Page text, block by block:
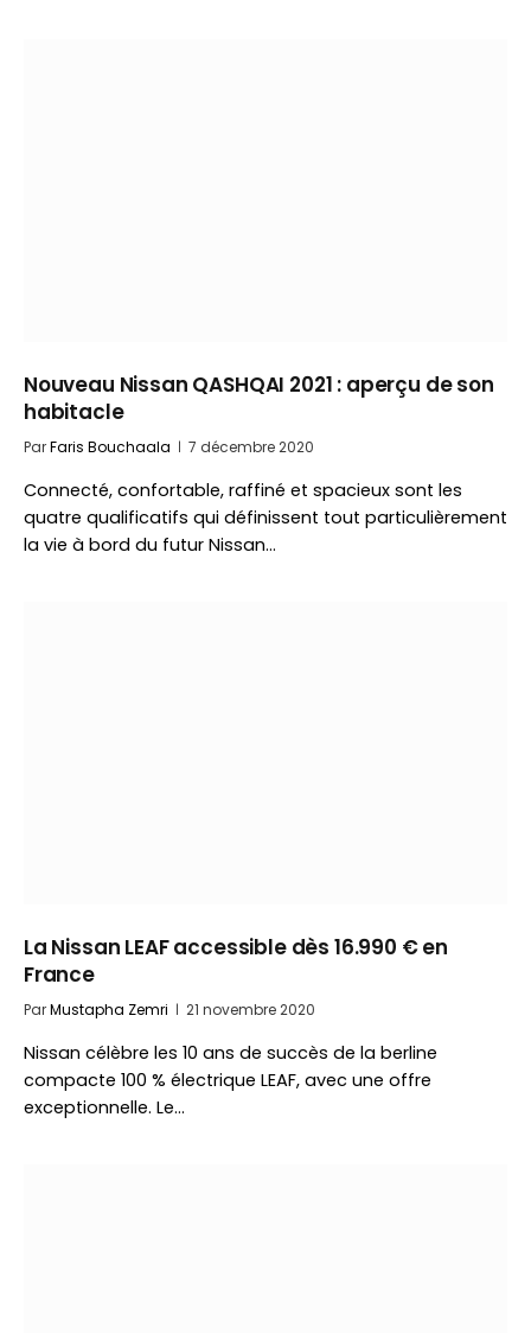
Nouveau Nissan QASHQAI 2021 : aperçu de son
habitacle
ParFaris Bouchaala 7 décembre 2020
Connecté, confortable, raffiné et spacieux sont les
quatre qualificatifs qui définissent tout particulièrement
la vie à bord du futur Nissan…
La Nissan LEAF accessible dès 16.990 € en
France
ParMustapha Zemri 21 novembre 2020
Nissan célèbre les 10 ans de succès de la berline
compacte 100 % électrique LEAF, avec une offre
exceptionnelle. Le…